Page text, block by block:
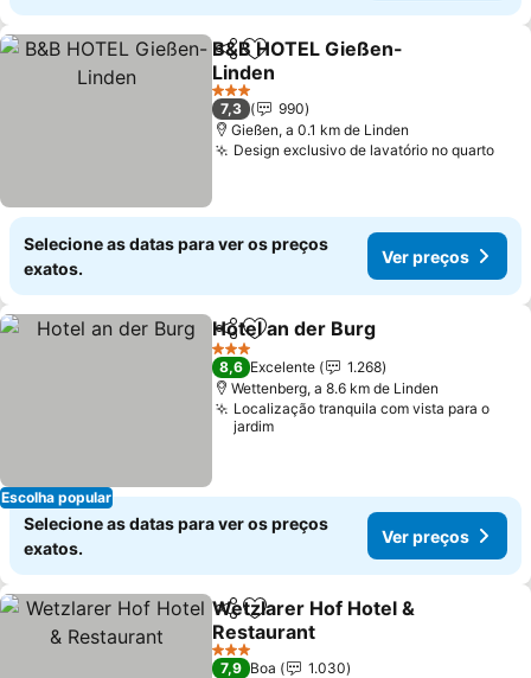
PartilharAdicionar aos favoritos
B&B HOTEL Gießen-
Linden
Ver preços
3 Estrelas
7,3
990
Gießen, a 0.1 km de Linden
Design exclusivo de lavatório no quartoVer
Selecione as datas para ver os preços
exatos.
Ver preços
Escolha popular
PartilharAdicionar aos favoritos
Hotel an der Burg
3 Estrelas
8,6 Excelente
1.268
Wettenberg, a 8.6 km de Linden
Localização tranquila com vista para o
jardim
Selecione as datas para ver os preços
exatos.
Ver preços
PartilharAdicionar aos favoritos
Wetzlarer Hof Hotel &
Restaurant
Ver preços
3 Estrelas
7,9 Boa
1.030